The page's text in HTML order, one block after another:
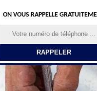
ON VOUS RAPPELLE